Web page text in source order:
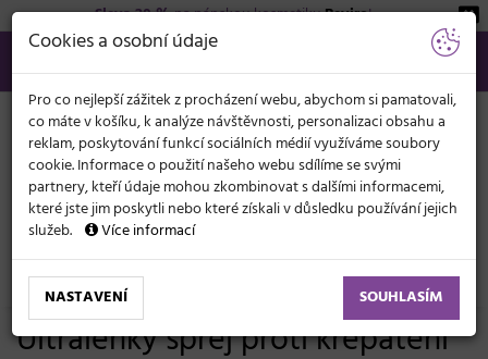
Sleva 20 %na pánskou kosmetikuBeviro!
566 440 099
info@svetkadernictvi.cz
Po−pá: 8−17
Vše o nákupu Kč
KATEGORIE
MENU
Vlasová kosmetika
Sérum, mléka, spreje
Ochrana vlasů proti slunci
Ultralehký sprej proti krepatění
Cookies a osobní údaje
Pro co nejlepší zážitek z procházení webu, abychom si pamatovali,
co máte v košíku, k analýze návštěvnosti, personalizaci obsahu a
reklam, poskytování funkcí sociálních médií využíváme soubory
cookie. Informace o použití našeho webu sdílíme se svými
partnery, kteří údaje mohou zkombinovat s dalšími informacemi,
které jste jim poskytli nebo které získali v důsledku používání jejich
služeb.
Více informací
NASTAVENÍ SOUHLASÍM